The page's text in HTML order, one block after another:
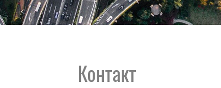
Контакт